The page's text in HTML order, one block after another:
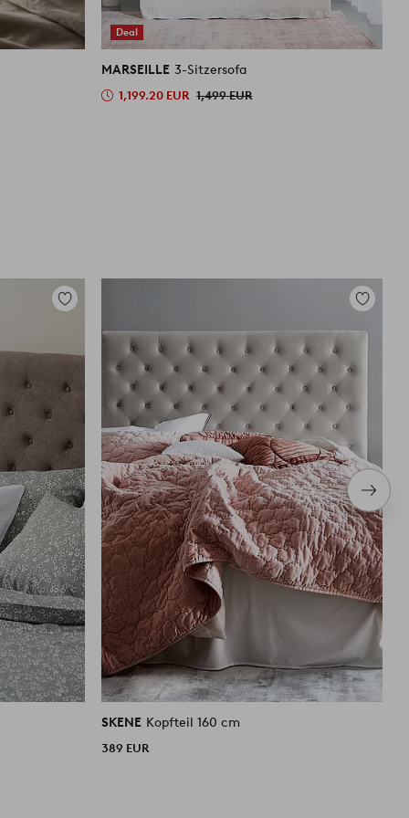
Deal
MARSEILLE 3-Sitzersofa
1,199.20 EUR 1,499 EUR
Zu
hinzufügen
Zu
SKENE Kopfteil 160 cm
389 EUR